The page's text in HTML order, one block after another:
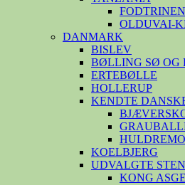
OLDUVAI-
DANMARK
BISLEV
BØLLING SØ OG
ERTEBØLLE
HOLLERUP
KENDTE
KOELBJERG
UDVALGTE
KONG